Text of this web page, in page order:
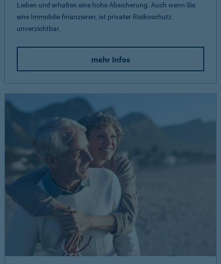
Lieben und erhalten eine hohe Absicherung. Auch wenn Sie
eine Immobilie finanzieren, ist privater Risikoschutz
unverzichtbar.
mehr Infos